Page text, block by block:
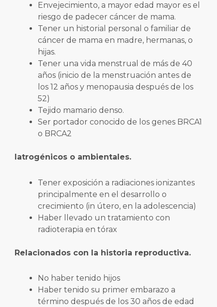
Envejecimiento, a mayor edad mayor es el
riesgo de padecer cáncer de mama.
Tener un historial personal o familiar de
cáncer de mama en madre, hermanas, o
hijas.
Tener una vida menstrual de más de 40
años (inicio de la menstruación antes de
los 12 años y menopausia después de los
52)
Tejido mamario denso.
Ser portador conocido de los genes BRCA1
o BRCA2
Iatrogénicos o ambientales.
Tener exposición a radiaciones ionizantes
principalmente en el desarrollo o
crecimiento (in útero, en la adolescencia)
Haber llevado un tratamiento con
radioterapia en tórax
Relacionados con la historia reproductiva.
No haber tenido hijos
Haber tenido su primer embarazo a
término después de los 30 años de edad